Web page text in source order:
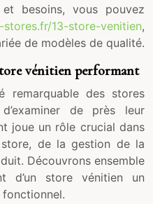
besoins, vous pouvez
stores.fr/13-store-venitien,
de modèles de qualité.
vénitien performant
remarquable des stores
de près leur
joue un rôle crucial dans
de la gestion de la
Découvrons ensemble
d’un store vénitien un